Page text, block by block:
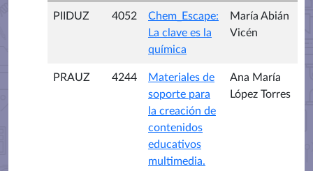
PIIDUZ 4052
Chem_Escape:
La clave es la
química
María Abián
Vicén
PRAUZ 4244
Materiales de
soporte para
la creación de
contenidos
educativos
multimedia.
Ana María
López Torres